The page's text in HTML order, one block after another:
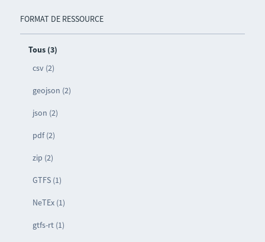
FORMAT DE RESSOURCE
Tous (3)
csv (2)
geojson (2)
json (2)
pdf (2)
zip (2)
GTFS (1)
NeTEx (1)
gtfs-rt (1)